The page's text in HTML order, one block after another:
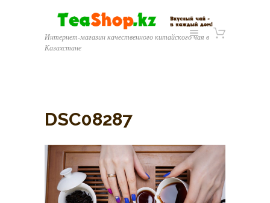
Интернет-магазин качественного китайского чая в
Казахстане
DSC08287